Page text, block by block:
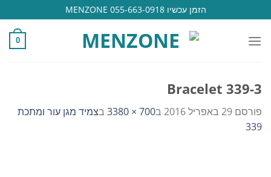
to
content
הזמן עכשיו 055-663-0918 MENZONE
0
Bracelet 339-3
פורסם 29 באפריל 2016 ב700 × 3380 בצמיד מגן עור ומתכת
339